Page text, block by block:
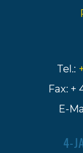
Tel.:
Fax: +
E-
4-